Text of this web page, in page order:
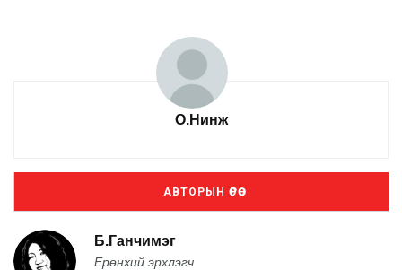
О.Нинж
АВТОРЫН ӨРӨӨ
Б.Ганчимэг
Ерөнхий эрхлэгч